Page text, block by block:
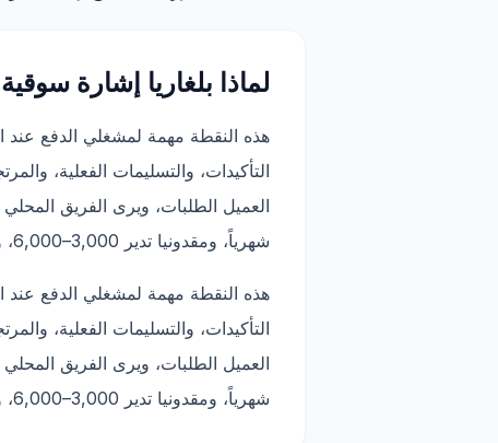
لماذا بلغاريا إشارة سوقية
هذه النقطة مهمة لمشغلي الدفع
شهرياً، ومقدونيا تدير 3,000–6,000، وكرواتيا تثبت النموذج داخل سوق الاتحاد الأوروبي. يمكن لبلغاريا تطبيق هذه الدروس بسرعة.
هذه النقطة مهمة لمشغلي الدفع
شهرياً، ومقدونيا تدير 3,000–6,000، وكرواتيا تثبت النموذج داخل سوق الاتحاد الأوروبي. يمكن لبلغاريا تطبيق هذه الدروس بسرعة.